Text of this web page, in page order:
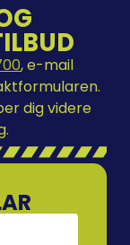
, e-mail
dig videre